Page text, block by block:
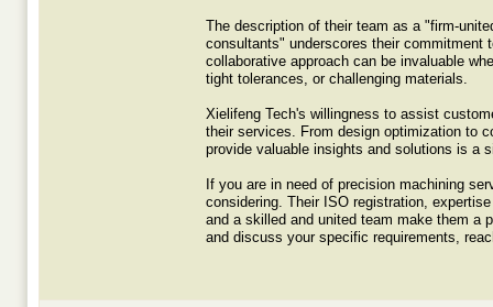
The description of their team as a "firm-
consultants" underscores their commitment
collaborative approach can be invaluable
tight tolerances, or challenging materials.
Xielifeng Tech's willingness to assist
their services. From design optimization to
provide valuable insights and solutions is a
If you are in need of precision machining
considering. Their ISO registration,
and a skilled and united team make them a
and discuss your specific requirements,